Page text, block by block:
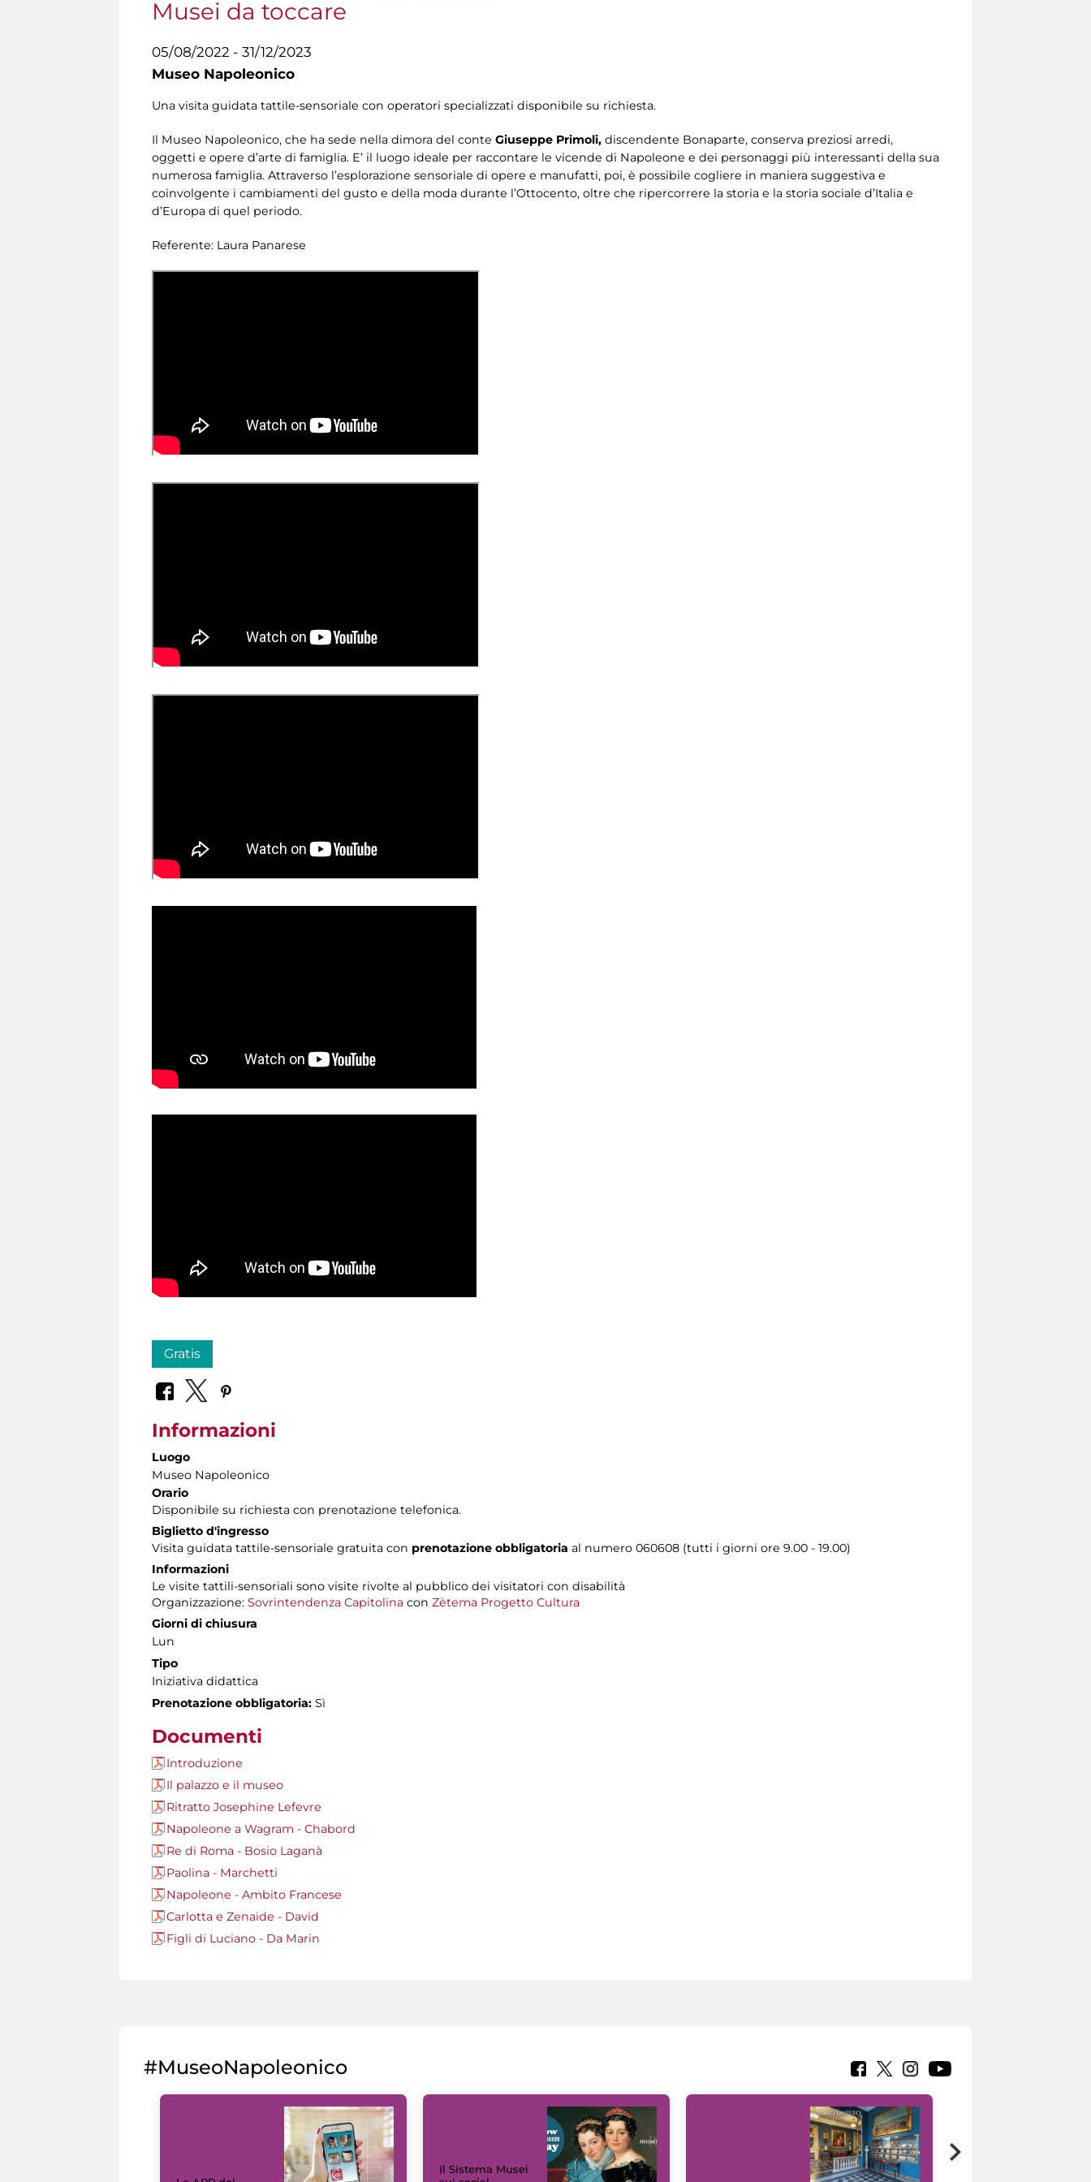
Musei da toccare
05/08/2022 - 31/12/2023
Museo Napoleonico
Una visita guidata tattile-sensoriale con operatori specializzati disponibile su richiesta.
Il Museo Napoleonico, che ha sede nella dimora del conte Giuseppe Primoli, discendente Bonaparte, conserva preziosi arredi,
oggetti e opere d’arte di famiglia. E’ il luogo ideale per raccontare le vicende di Napoleone e dei personaggi più interessanti della sua
numerosa famiglia. Attraverso l’esplorazione sensoriale di opere e manufatti, poi, è possibile cogliere in maniera suggestiva e
coinvolgente i cambiamenti del gusto e della moda durante l’Ottocento, oltre che ripercorrere la storia e la storia sociale d’Italia e
d’Europa di quel periodo.
Referente: Laura Panarese
Gratis
Informazioni
Luogo
Museo Napoleonico
Orario
Disponibile su richiesta con prenotazione telefonica.
Biglietto d'ingresso
Visita guidata tattile-sensoriale gratuita con prenotazione obbligatoria al numero 060608 (tutti i giorni ore 9.00 - 19.00)
Informazioni
Le visite tattili-sensoriali sono visite rivolte al pubblico dei visitatori con disabilità
Organizzazione: Sovrintendenza Capitolina con Zètema Progetto Cultura
Giorni di chiusura
Lun
Tipo
Iniziativa didattica
Prenotazione obbligatoria: Sì
Documenti
Introduzione
Il palazzo e il museo
Ritratto Josephine Lefevre
Napoleone a Wagram - Chabord
Re di Roma - Bosio Laganà
Paolina - Marchetti
Napoleone - Ambito Francese
Carlotta e Zenaide - David
Figli di Luciano - Da Marin
#MuseoNapoleonico
Il Sistema Musei